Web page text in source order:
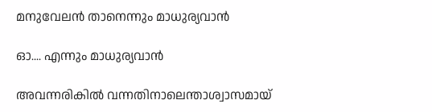
മനുവേലൻ താനെന്നും മാധുര്യവാൻ
ഓ.... എന്നും മാധുര്യവാൻ
അവന്നരികിൽ വന്നതിനാലെന്താശ്വാസമായ്